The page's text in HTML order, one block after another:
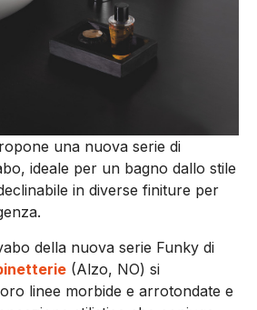
una nuova serie di
ideale per un bagno dallo stile
in diverse finiture per
della nuova serie Funky di
(Alzo, NO) si
linee morbide e arrotondate e